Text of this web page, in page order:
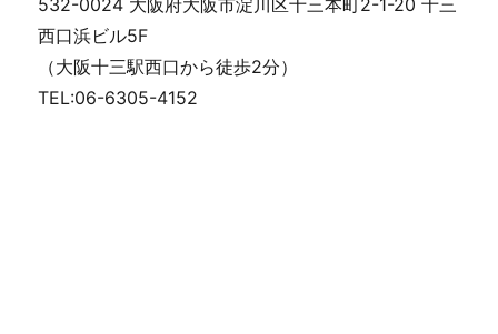
532-0024 大阪府大阪市淀川区十三本町2-1-20 十三
西口浜ビル5F
（大阪十三駅西口から徒歩2分）
TEL:06-6305-4152